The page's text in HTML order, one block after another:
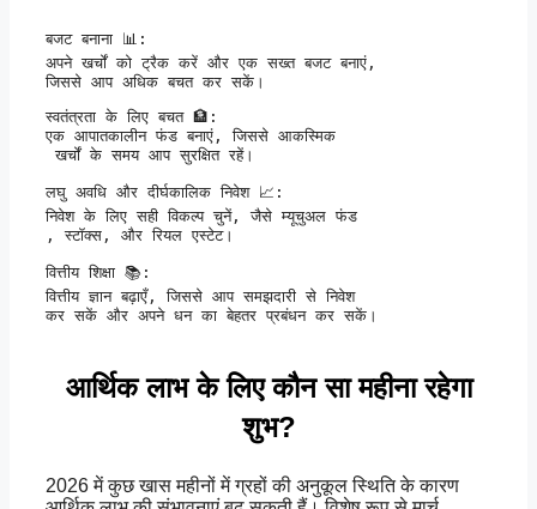
बजट बनाना 📊:
अपने खर्चों को ट्रैक करें और एक सख्त बजट बनाएं,
जिससे आप अधिक बचत कर सकें।
स्वतंत्रता के लिए बचत 🏦:
एक आपातकालीन फंड बनाएं, जिससे आकस्मिक
खर्चों के समय आप सुरक्षित रहें।
लघु अवधि और दीर्घकालिक निवेश 📈:
निवेश के लिए सही विकल्प चुनें, जैसे म्यूचुअल फंड
, स्टॉक्स, और रियल एस्टेट।
वित्तीय शिक्षा 📚:
वित्तीय ज्ञान बढ़ाएँ, जिससे आप समझदारी से निवेश
कर सकें और अपने धन का बेहतर प्रबंधन कर सकें।
आर्थिक लाभ के लिए कौन सा महीना रहेगा
शुभ?
2026 में कुछ खास महीनों में ग्रहों की अनुकूल स्थिति के कारण